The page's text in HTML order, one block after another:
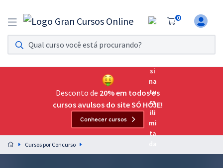
0
Assinatura Ilimitada 11
Acesso a todos os cursos. Teste grátis por 7 dias!
Assinatura OAB Até Passar
Acesso ilimitado a toda preparação para o Exame da
Preparação completa e intensiva para as principais
residências em saúde do Brasil
Desconto de 20% em todos os
cursos avulsos do site SÓ HOJE!
Conhecer cursos
Cursos por Concurso